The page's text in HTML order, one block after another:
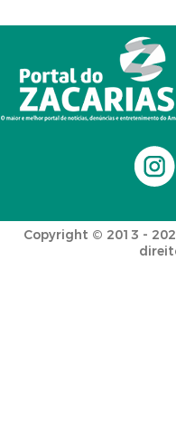
Copyright © 2013 -